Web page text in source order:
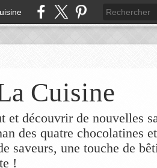
Cuisine
et découvrir de nouvelles
des quatre chocolatines
saveurs, une touche de
!